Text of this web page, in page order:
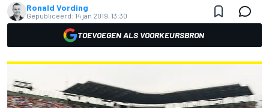
Ronald Vording
Gepubliceerd: 14 jan 2019, 13:30
TOEVOEGEN ALS VOORKEURSBRON